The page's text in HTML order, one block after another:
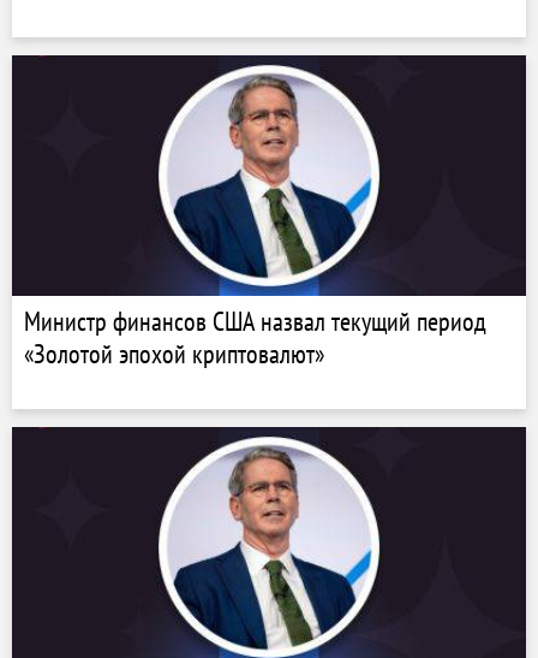
Министр финансов США назвал текущий период
«Золотой эпохой криптовалют»